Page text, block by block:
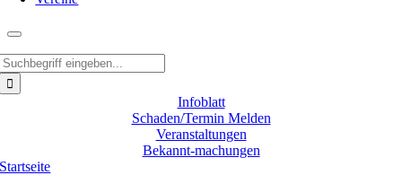
Infoblatt
Schaden/Termin Melden
Veranstaltungen
Bekannt-machungen
Startseite